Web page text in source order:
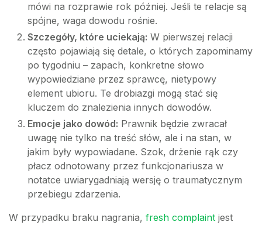
mówi na rozprawie rok później. Jeśli te relacje są
spójne, waga dowodu rośnie.
Szczegóły, które uciekają: W pierwszej relacji
często pojawiają się detale, o których zapominamy
po tygodniu – zapach, konkretne słowo
wypowiedziane przez sprawcę, nietypowy
element ubioru. Te drobiazgi mogą stać się
kluczem do znalezienia innych dowodów.
Emocje jako dowód: Prawnik będzie zwracał
uwagę nie tylko na treść słów, ale i na stan, w
jakim były wypowiadane. Szok, drżenie rąk czy
płacz odnotowany przez funkcjonariusza w
notatce uwiarygadniają wersję o traumatycznym
przebiegu zdarzenia.
W przypadku braku nagrania, fresh complaint jest